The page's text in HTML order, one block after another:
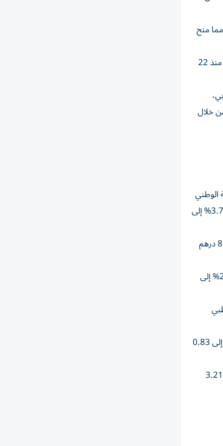
منح
وحقق سوق دبي أداءً أقوى نسبياً مع ارتفاع مؤشره العام في أسبوع 4.76% عند 5987.42 نقطة ( لأعلى وتيرة مكاسب أسبوعية له منذ 22
سوق دبي،
وجاء ذلك من خلال
درهم وبنك رأس الخيمة الوطني
1.2% إلى 8.43 درهم وأبوظبي الأول 0.5% إلى 18.7 درهم وتو بوينت زيرو 7.84% إلى 2.2 درهم، مقابل نزول الشارقة الإسلامي 3.7% إلى
وفي قطاع العقار، زادت أسهم رأس الخيمة العقارية 13.68% إلى 1.13 درهم وإشراق 6.25% إلى 0.43 درهم والدار 4.94% إلى 8.5 درهم
وزاد في قطاع الطاقة إن إم دي سي إنيرجي 5.24% إلى 2.81 درهم وأدنوك للحفر 2.5% إلى 5.35 درهم، مقابل نزول دانة غاز 2.26% إلى
أبوظبي
وزدات في التكنولوجيا، أسهم بريسايت 7.87% إلى 3.29 درهم وسبيس42 بنسبة 5.84% إلى 1.45 درهم وفينكس كروب 1.1% إلى 0.83
وفي القطاعات الأخرى، تراجعت أسهم إي آند 3% إلى 19.1 درهم وبروج 3% إلى 2.56 درهم، مقابل ارتفاع فيرتغلوب 5.94% إلى 3.21